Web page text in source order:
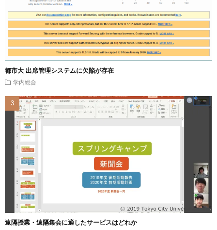
都市大 出席管理システムに欠陥が存在
学内総合
遠隔授業・遠隔集会に適したサービスはどれか